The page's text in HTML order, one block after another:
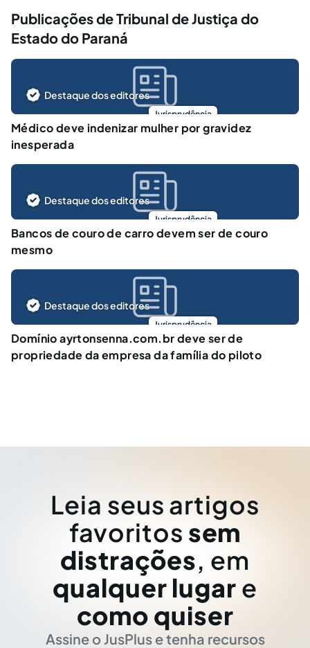
Publicações de Tribunal de Justiça do
Estado do Paraná
Jurisprudência
Destaque dos editores
Médico deve indenizar mulher por gravidez
inesperada
Jurisprudência
Destaque dos editores
Bancos de couro de carro devem ser de couro
mesmo
Jurisprudência
Destaque dos editores
Domínio ayrtonsenna.com.br deve ser de
propriedade da empresa da família do piloto
Leia seus artigos
favoritos sem
distrações, em
qualquer lugar e
como quiser
Assine o JusPlus e tenha recursos